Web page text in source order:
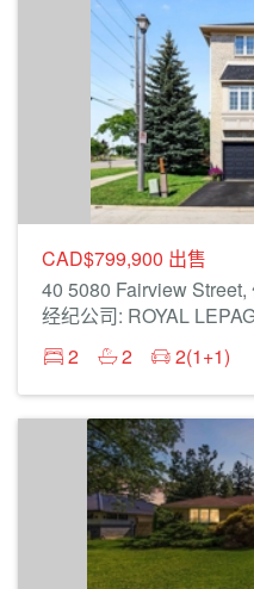
CAD$799,900 出售
40 5080 Fairview Street,
2
2 2(1+1)